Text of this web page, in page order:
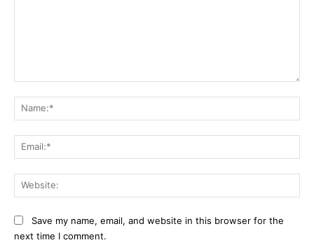
Save my name, email, and website in this browser for the
next time I comment.